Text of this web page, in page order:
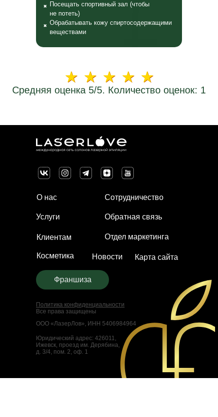
Посещать спортивный зал (чтобы
не потеть)
Обрабатывать кожу спиртосодержащими
веществами
✖
✖
Средняя оценка 5/5. Количество оценок: 1
Политика конфиденциальности
Все права защищены
ООО «ЛазерЛов», ИНН 5406984964
Юридический адрес: 426011,
Ижевск, проезд им. Дерябина,
д. 3/4, пом. 2, оф. 1
Клиентам
О нас
Франшиза
Услуги
Сотрудничество
Обратная связь
Карта сайта
Косметика
Отдел маркетинга
Новости